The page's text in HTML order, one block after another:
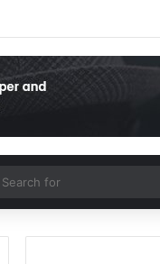
Article